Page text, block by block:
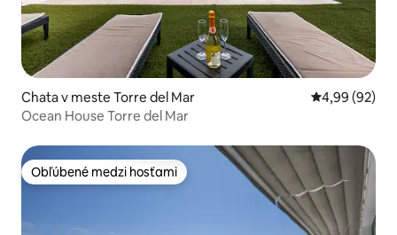
Chata v meste Torre del Mar Priemerné
4,99 (92)
Ocean House Torre del Mar
Obľúbené medzi hosťami
Obľúbené medzi hosťami